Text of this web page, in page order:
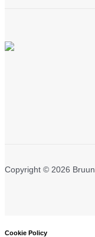
Copyright © 2026
Cookie Policy